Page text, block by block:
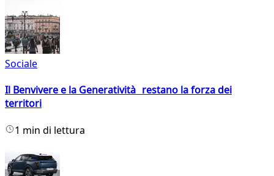
Sociale
Il Benvivere e la Generatività restano la forza dei
territori
1 min di lettura